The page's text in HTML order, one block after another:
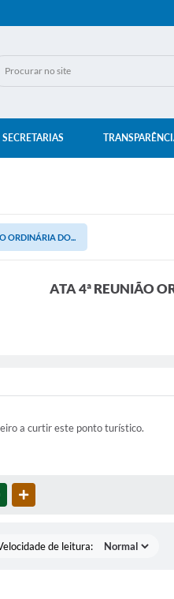
SECRETARIAS
ORDINÁRIA DO...
ATA 4ª REUNIÃO
a curtir este ponto turístico.
WHATSAPP
de leitura: